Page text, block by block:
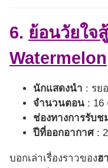
6. ย้อนวัยใจ
Watermelon
นักแสดงนำ : รย
จำนวนตอน : 16
ช่องทางการรับช
ปีที่ออกอากาศ :
บอกเล่าเรื่องราวของฮ